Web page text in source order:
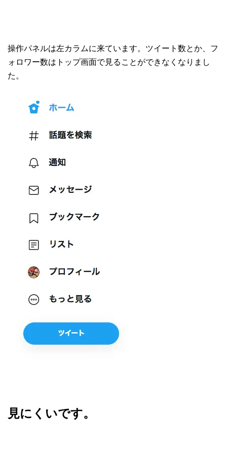
操作パネルは左カラムに来ています。ツイート数とか、フ
ォロワー数はトップ画面で見ることができなくなりまし
た。
見にくいです。